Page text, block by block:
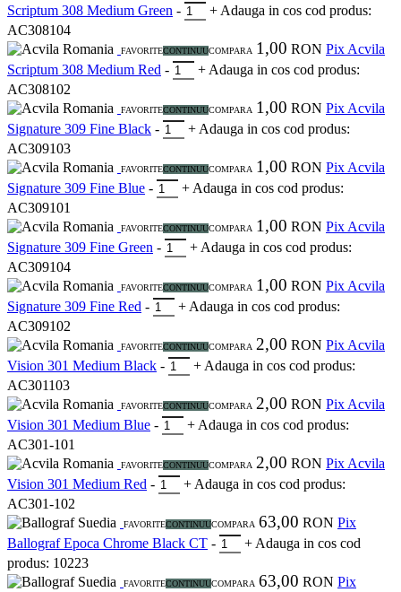
Scriptum 308 Medium Green - + Adauga in cos cod produs:
AC308104
Romania
FAVORITECONTINUUCOMPARA 1,00 RON Pix Acvila
Scriptum 308 Medium Red - + Adauga in cos cod produs:
AC308102
Romania
FAVORITECONTINUUCOMPARA 1,00 RON Pix Acvila
Signature 309 Fine Black - + Adauga in cos cod produs:
AC309103
Romania
FAVORITECONTINUUCOMPARA 1,00 RON Pix Acvila
Signature 309 Fine Blue - + Adauga in cos cod produs:
AC309101
Romania
FAVORITECONTINUUCOMPARA 1,00 RON Pix Acvila
Signature 309 Fine Green - + Adauga in cos cod produs:
AC309104
Romania
FAVORITECONTINUUCOMPARA 1,00 RON Pix Acvila
Signature 309 Fine Red - + Adauga in cos cod produs:
AC309102
Romania
FAVORITECONTINUUCOMPARA 2,00 RON Pix Acvila
Vision 301 Medium Black - + Adauga in cos cod produs:
AC301103
Romania
FAVORITECONTINUUCOMPARA 2,00 RON Pix Acvila
Vision 301 Medium Blue - + Adauga in cos cod produs:
AC301-101
Romania
FAVORITECONTINUUCOMPARA 2,00 RON Pix Acvila
Vision 301 Medium Red - + Adauga in cos cod produs:
AC301-102
Suedia
FAVORITECONTINUUCOMPARA 63,00 RON Pix
Ballograf Epoca Chrome Black CT - + Adauga in cos cod
produs: 10223
Suedia
FAVORITECONTINUUCOMPARA 63,00 RON Pix